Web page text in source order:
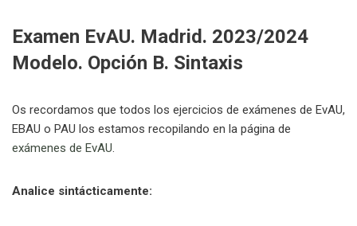
Examen EvAU. Madrid. 2023/2024
Modelo. Opción B. Sintaxis
Os recordamos que todos los ejercicios de exámenes de EvAU,
EBAU o PAU los estamos recopilando en la página de
exámenes de EvAU.
Analice sintácticamente: